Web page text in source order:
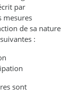
par
mesures
de sa nature
:
sont